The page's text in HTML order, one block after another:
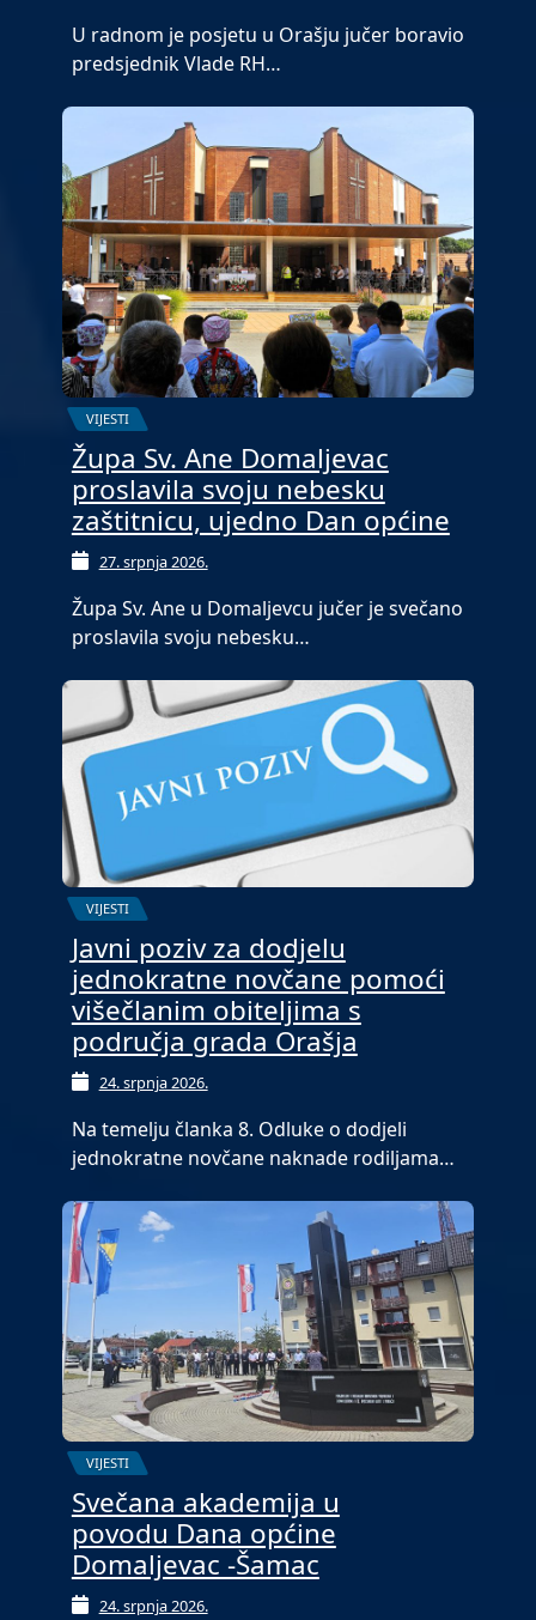
U radnom je posjetu u Orašju jučer boravio
predsjednik Vlade RH…
VIJESTI
Župa Sv. Ane Domaljevac
proslavila svoju nebesku
zaštitnicu, ujedno Dan općine
27. srpnja 2026.
Župa Sv. Ane u Domaljevcu jučer je svečano
proslavila svoju nebesku…
VIJESTI
Javni poziv za dodjelu
jednokratne novčane pomoći
višečlanim obiteljima s
područja grada Orašja
24. srpnja 2026.
Na temelju članka 8. Odluke o dodjeli
jednokratne novčane naknade rodiljama…
VIJESTI
Svečana akademija u
povodu Dana općine
Domaljevac -Šamac
24. srpnja 2026.